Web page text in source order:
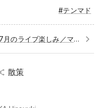
#テンマド
7月のライブ楽しみ／マスクからの解放
散策